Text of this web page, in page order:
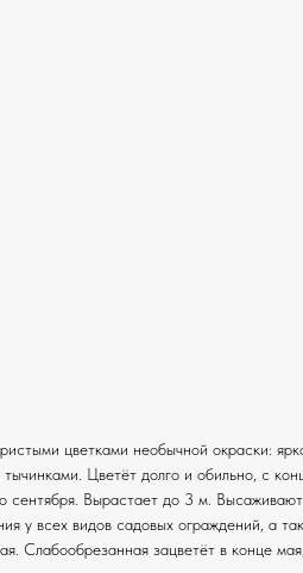
цветками необычной окраски:
Цветёт долго и обильно, с
сентября. Вырастает до 3 м.
у всех видов садовых ограждений, а
Слабообрезанная зацветёт в конце